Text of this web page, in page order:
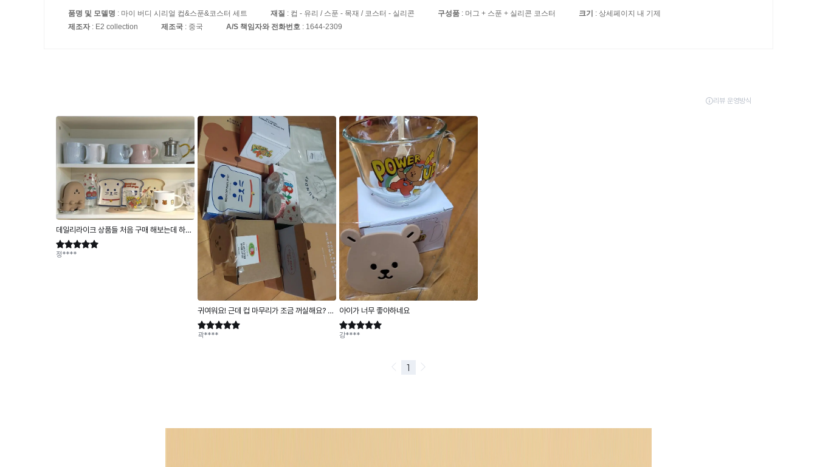
품명 및 모델명 : 마이 버디 시리얼 컵&스푼&코스터 세트 재질 : 컵 - 유리 / 스푼 - 목재 / 코스터 - 실리콘 구성품 : 머그 + 스푼 + 실리콘 코스터 크기 : 상세페이지 내 기제
제조자: E2 collection 제조국 : 중국 A/S 책임자와 전화번호 : 1644-2309